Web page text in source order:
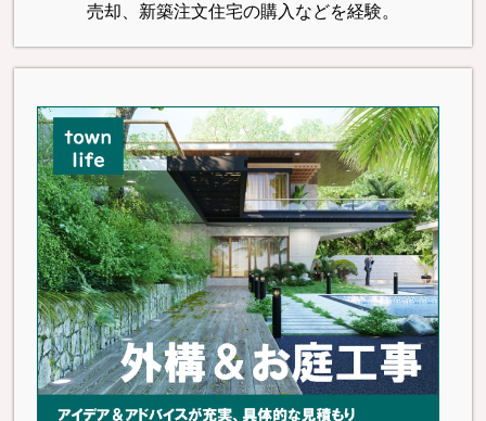
売却、新築注文住宅の購入などを経験。